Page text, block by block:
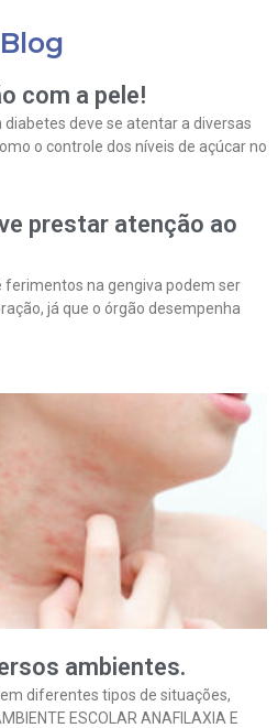
Blog
com a pele!
deve se atentar a diversas
o controle dos níveis de açúcar no
prestar atenção ao
ferimentos na gengiva podem ser
já que o órgão desempenha
ambientes.
diferentes tipos de situações,
ESCOLAR ANAFILAXIA E